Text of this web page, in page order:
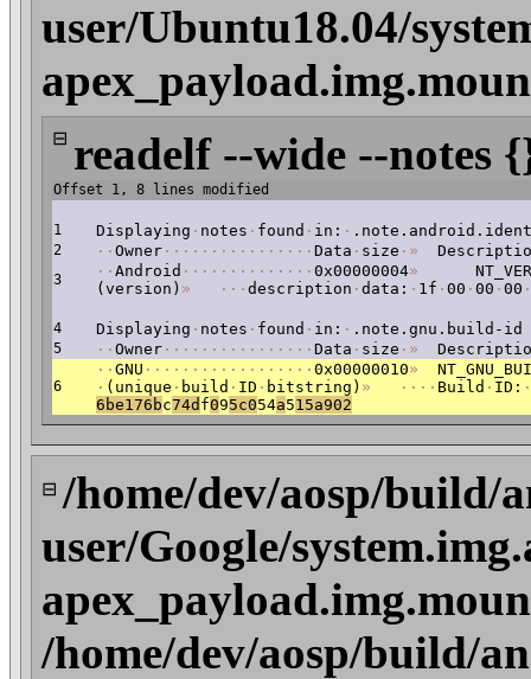
user/Ubuntu18.04/
⊟ readelf --wide --notes
Offset 1, 8 lines modified
1 Displaying · notes · found · in: · .note.android.ident
2 · · Owner · · · · · · · · · · · · · · · · Data · size · »
3 · · Android · · · · · · · · · · · · · · 0x00000004»
(version) » · · · description · data: · 1f · 00 · 00 · 00 ·
4 Displaying · notes · found · in: · .note.gnu.build-id
5 · · Owner · · · · · · · · · · · · · · · · Data · size · »
6
· · GNU · · · · · · · · · · · · · · · · · · 0x00000010»
· (unique · build · ID · bitstring) » · · · · Build · ID: ·
6be176bc74d f095c054a515a902
⊟ /home/dev/aosp/build/
user/Google/
/home/dev/aosp/build/